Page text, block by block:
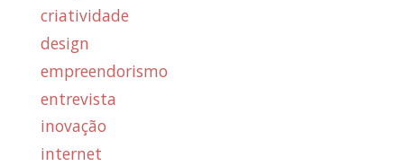
criatividade
design
empreendorismo
entrevista
inovação
internet